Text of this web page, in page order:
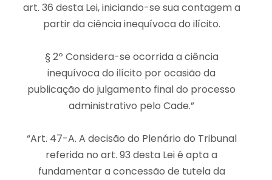
art. 36 desta Lei, iniciando-se sua contagem a
partir da ciência inequívoca do ilícito.
§ 2º Considera-se ocorrida a ciência
inequívoca do ilícito por ocasião da
publicação do julgamento final do processo
administrativo pelo Cade.”
“Art. 47-A. A decisão do Plenário do Tribunal
referida no art. 93 desta Lei é apta a
fundamentar a concessão de tutela da